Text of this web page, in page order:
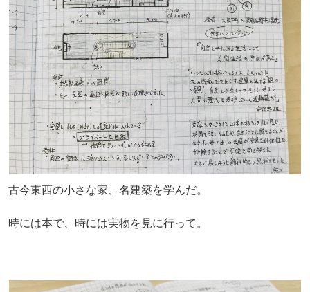
古今東西の小さな家、名建築を学んだ。
時には本で、時には実物を見に行って。